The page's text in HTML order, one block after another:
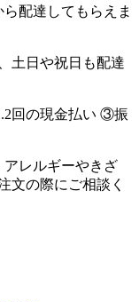
配達してもらえま
土日や祝日も配達
回の現金払い ③振
アレルギーやきざ
文の際にご相談く